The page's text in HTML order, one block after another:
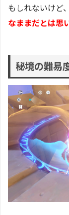
もしれないけど、
なままだとは思
秘境の難易